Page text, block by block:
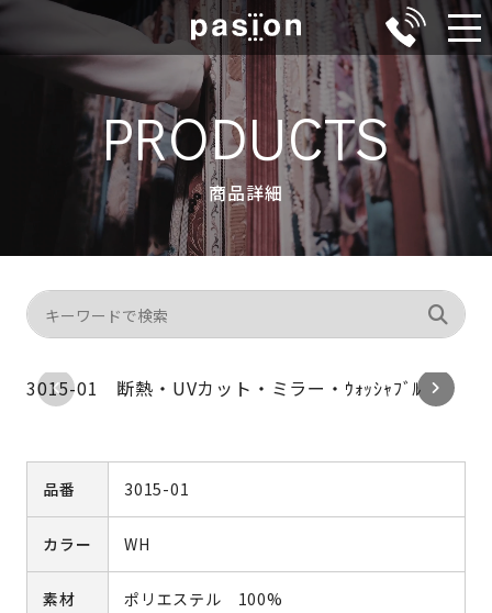
PRODUCTS
商品詳細
3015-01 断熱・UVカット・ミラー・ｳｫｯｼｬﾌﾞﾙ
品番 3015-01
カラー WH
素材 ポリエステル 100%
メ
ニ
ュ
ー